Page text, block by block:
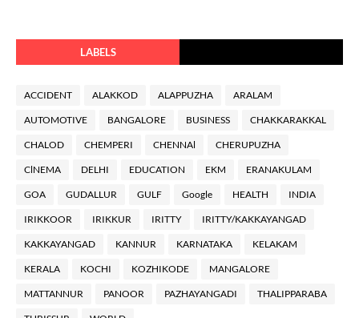
LABELS
ACCIDENT ALAKKOD ALAPPUZHA ARALAM
AUTOMOTIVE BANGALORE BUSINESS CHAKKARAKKAL
CHALOD CHEMPERI CHENNAl CHERUPUZHA
ClNEMA DELHI EDUCATION EKM ERANAKULAM
GOA GUDALLUR GULF Google HEALTH INDIA
IRIKKOOR IRIKKUR IRITTY IRITTY/KAKKAYANGAD
KAKKAYANGAD KANNUR KARNATAKA KELAKAM
KERALA KOCHI KOZHIKODE MANGALORE
MATTANNUR PANOOR PAZHAYANGADI THALIPPARABA